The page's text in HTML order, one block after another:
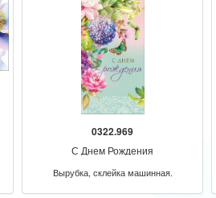
0322.969
С Днем Рождения
Вырубка, склейка машинная.